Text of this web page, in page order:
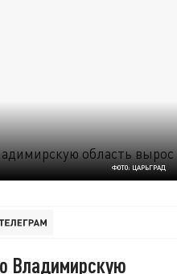
ФОТО: ЦАРЬГРАД
Владимирскую